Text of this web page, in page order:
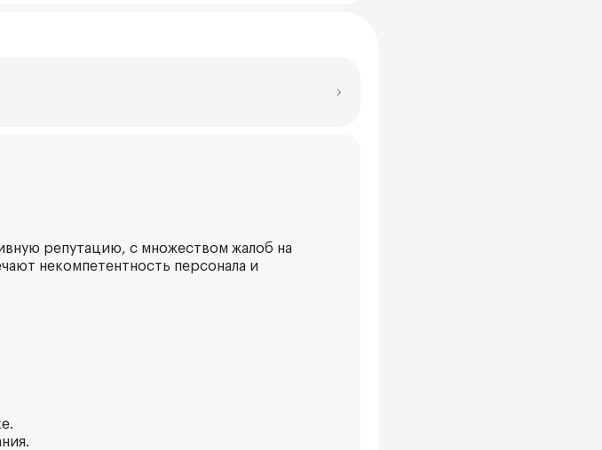
репутацию, с множеством жалоб на
некомпетентность персонала и